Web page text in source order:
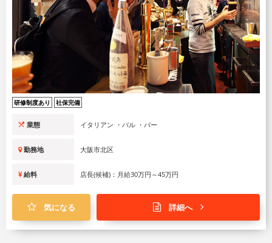
研修制度あり 社保完備
業態 イタリアン ・バル ・バー
勤務地 大阪市北区
給料 店長(候補)：月給30万円～45万円
気になる 詳細へ